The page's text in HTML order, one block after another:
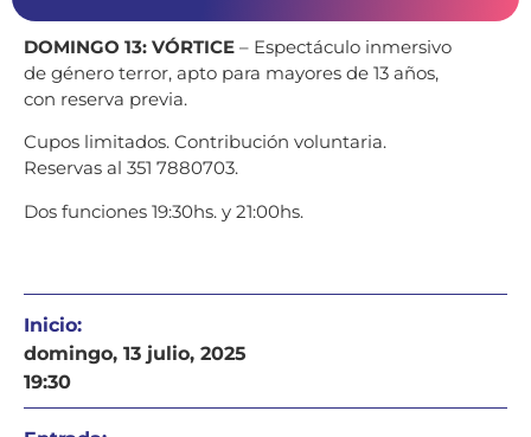
DOMINGO 13: VÓRTICE – Espectáculo inmersivo
de género terror, apto para mayores de 13 años,
con reserva previa.
Cupos limitados. Contribución voluntaria.
Reservas al 351 7880703.
Dos funciones 19:30hs. y 21:00hs.
Inicio:
domingo, 13 julio, 2025
19:30